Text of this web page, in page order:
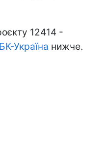
12414 -
Україна нижче.